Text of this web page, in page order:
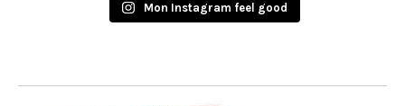
Mon Instagram feel good